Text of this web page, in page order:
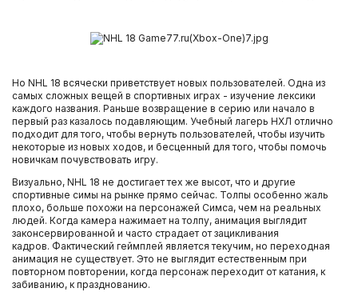
Но NHL 18 всячески приветствует новых пользователей. Одна из
самых сложных вещей в спортивных играх - изучение лексики
каждого названия. Раньше возвращение в серию или начало в
первый раз казалось подавляющим. Учебный лагерь НХЛ отлично
подходит для того, чтобы вернуть пользователей, чтобы изучить
некоторые из новых ходов, и бесценный для того, чтобы помочь
новичкам почувствовать игру.
Визуально, NHL 18 не достигает тех же высот, что и другие
спортивные симы на рынке прямо сейчас. Толпы особенно жаль
плохо, больше похожи на персонажей Симса, чем на реальных
людей. Когда камера нажимает на толпу, анимация выглядит
законсервированной и часто страдает от зацикливания
кадров. Фактический геймплей является текучим, но переходная
анимация не существует. Это не выглядит естественным при
повторном повторении, когда персонаж переходит от катания, к
забиванию, к празднованию.